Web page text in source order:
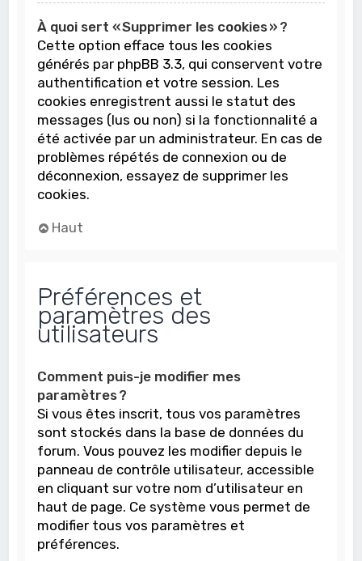
À quoi sert « Supprimer les cookies » ?
Cette option efface tous les cookies
générés par phpBB 3.3, qui conservent votre
authentification et votre session. Les
cookies enregistrent aussi le statut des
messages (lus ou non) si la fonctionnalité a
été activée par un administrateur. En cas de
problèmes répétés de connexion ou de
déconnexion, essayez de supprimer les
cookies.
Haut
Préférences et
paramètres des
utilisateurs
Comment puis-je modifier mes
paramètres ?
Si vous êtes inscrit, tous vos paramètres
sont stockés dans la base de données du
forum. Vous pouvez les modifier depuis le
panneau de contrôle utilisateur, accessible
en cliquant sur votre nom d’utilisateur en
haut de page. Ce système vous permet de
modifier tous vos paramètres et
préférences.